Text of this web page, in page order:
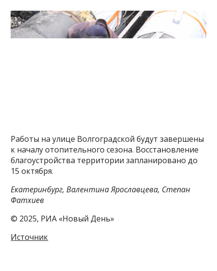
Работы на улице Волгоградской будут завершены
к началу отопительного сезона. Восстановление
благоустройства территории запланировано до
15 октября.
Екатеринбург, Валентина Ярославцева, Степан
Фатхиев
© 2025, РИА «Новый День»
Источник